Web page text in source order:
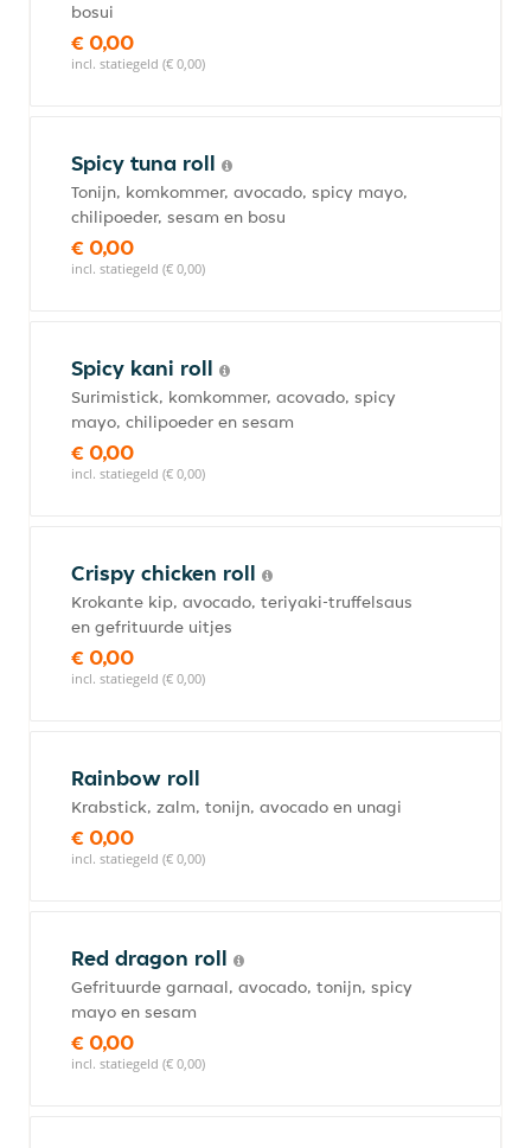
bosui
€ 0,00
incl. statiegeld (€ 0,00)
Spicy tuna roll
Tonijn, komkommer, avocado, spicy mayo,
chilipoeder, sesam en bosu
€ 0,00
incl. statiegeld (€ 0,00)
Spicy kani roll
Surimistick, komkommer, acovado, spicy
mayo, chilipoeder en sesam
€ 0,00
incl. statiegeld (€ 0,00)
Crispy chicken roll
Krokante kip, avocado, teriyaki-truffelsaus
en gefrituurde uitjes
€ 0,00
incl. statiegeld (€ 0,00)
Rainbow roll
Krabstick, zalm, tonijn, avocado en unagi
€ 0,00
incl. statiegeld (€ 0,00)
Red dragon roll
Gefrituurde garnaal, avocado, tonijn, spicy
mayo en sesam
€ 0,00
incl. statiegeld (€ 0,00)